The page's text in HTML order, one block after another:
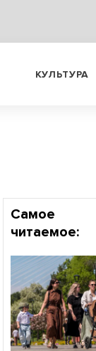
КУЛЬТУРА
Самое
читаемое: